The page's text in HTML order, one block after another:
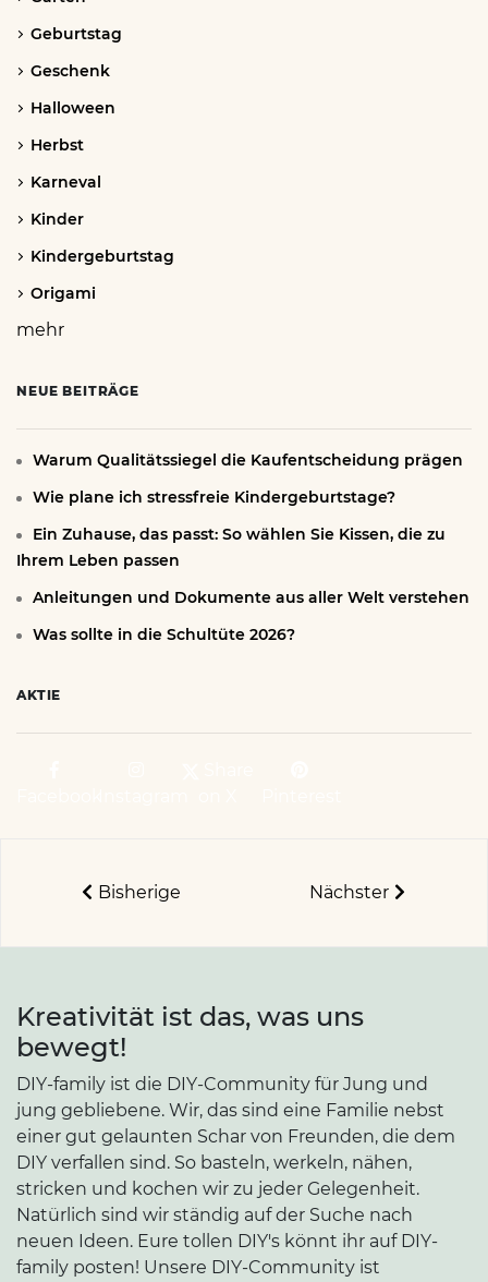
Geburtstag
Geschenk
Halloween
Herbst
Karneval
Kinder
Kindergeburtstag
Origami
mehr
NEUE BEITRÄGE
Warum Qualitätssiegel die Kaufentscheidung prägen
Wie plane ich stressfreie Kindergeburtstage?
Ein Zuhause, das passt: So wählen Sie Kissen, die zu
Ihrem Leben passen
Anleitungen und Dokumente aus aller Welt verstehen
Was sollte in die Schultüte 2026?
AKTIE
Bisherige Nächster
Kreativität ist das, was uns
bewegt!
DIY-family ist die DIY-Community für Jung und
jung gebliebene. Wir, das sind eine Familie nebst
einer gut gelaunten Schar von Freunden, die dem
DIY verfallen sind. So basteln, werkeln, nähen,
stricken und kochen wir zu jeder Gelegenheit.
Natürlich sind wir ständig auf der Suche nach
neuen Ideen. Eure tollen DIY's könnt ihr auf DIY-
family posten! Unsere DIY-Community ist